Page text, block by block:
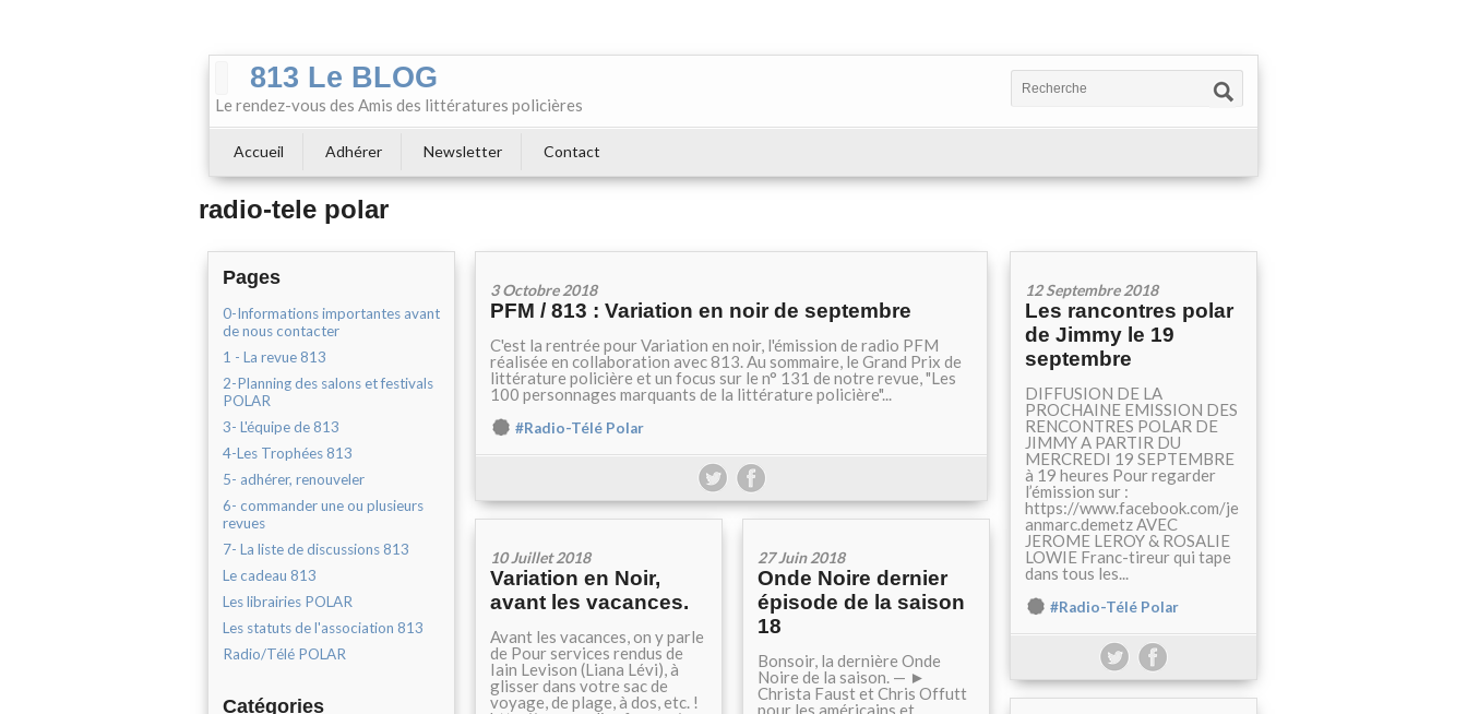
813 Le BLOG
Le rendez-vous des Amis des littératures policières
Accueil Adhérer Newsletter Contact
radio-tele polar
Pages
0-Informations importantes avant
de nous contacter
1 - La revue 813
2-Planning des salons et festivals
POLAR
3- L'équipe de 813
4-Les Trophées 813
5- adhérer, renouveler
6- commander une ou plusieurs
revues
7- La liste de discussions 813
Le cadeau 813
Les librairies POLAR
Les statuts de l'association 813
Radio/Télé POLAR
Catégories
3 Octobre 2018
PFM / 813 : Variation en noir de septembre
C'est la rentrée pour Variation en noir, l'émission de radio PFM
réalisée en collaboration avec 813. Au sommaire, le Grand Prix de
littérature policière et un focus sur le n° 131 de notre revue, "Les
100 personnages marquants de la littérature policière"...
#Radio-Télé Polar
12 Septembre 2018
Les rancontres polar
de Jimmy le 19
septembre
DIFFUSION DE LA
PROCHAINE EMISSION DES
RENCONTRES POLAR DE
JIMMY A PARTIR DU
MERCREDI 19 SEPTEMBRE
à 19 heures Pour regarder
l’émission sur :
https://www.facebook.com/je
anmarc.demetz AVEC
JEROME LEROY & ROSALIE
LOWIE Franc-tireur qui tape
dans tous les...
#Radio-Télé Polar
10 Juillet 2018
Variation en Noir,
avant les vacances.
Avant les vacances, on y parle
de Pour services rendus de
Iain Levison (Liana Lévi), à
glisser dans votre sac de
voyage, de plage, à dos, etc. !
27 Juin 2018
Onde Noire dernier
épisode de la saison
18
Bonsoir, la dernière Onde
Noire de la saison. — ►
Christa Faust et Chris Offutt
pour les américains et